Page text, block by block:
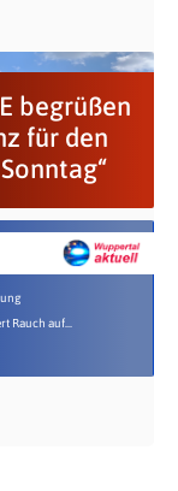
begrüßen
für den
auf...